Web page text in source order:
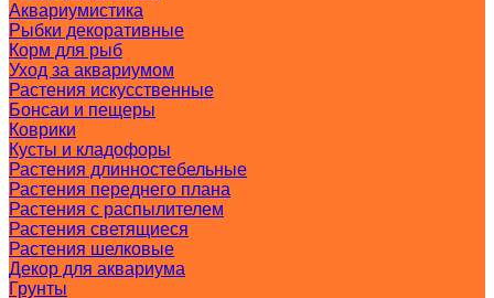
Аквариумистика
Рыбки декоративные
Корм для рыб
Уход за аквариумом
Растения искусственные
Бонсаи и пещеры
Коврики
Кусты и кладофоры
Растения длинностебельные
Растения переднего плана
Растения с распылителем
Растения светящиеся
Растения шелковые
Декор для аквариума
Грунты